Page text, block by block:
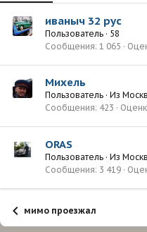
иваныч 32 рус
Пользователь · 58
Сообщения 1 065
Михель
Пользователь · Из
Сообщения 423
ORAS
Пользователь · Из
Сообщения 3 419
мимо проезжал